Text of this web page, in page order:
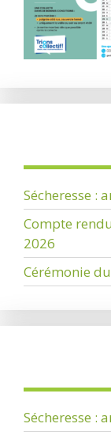
Sécheresse :
Compte
2026
Cérémonie
Sécheresse :